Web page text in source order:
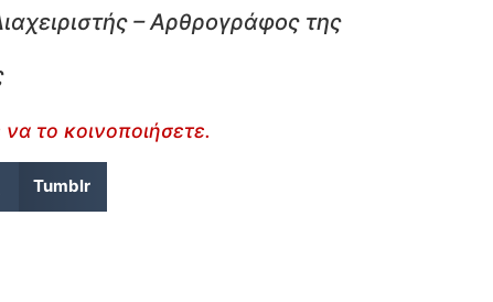
– Αρθρογράφος της
το κοινοποιήσετε.
Tumblr